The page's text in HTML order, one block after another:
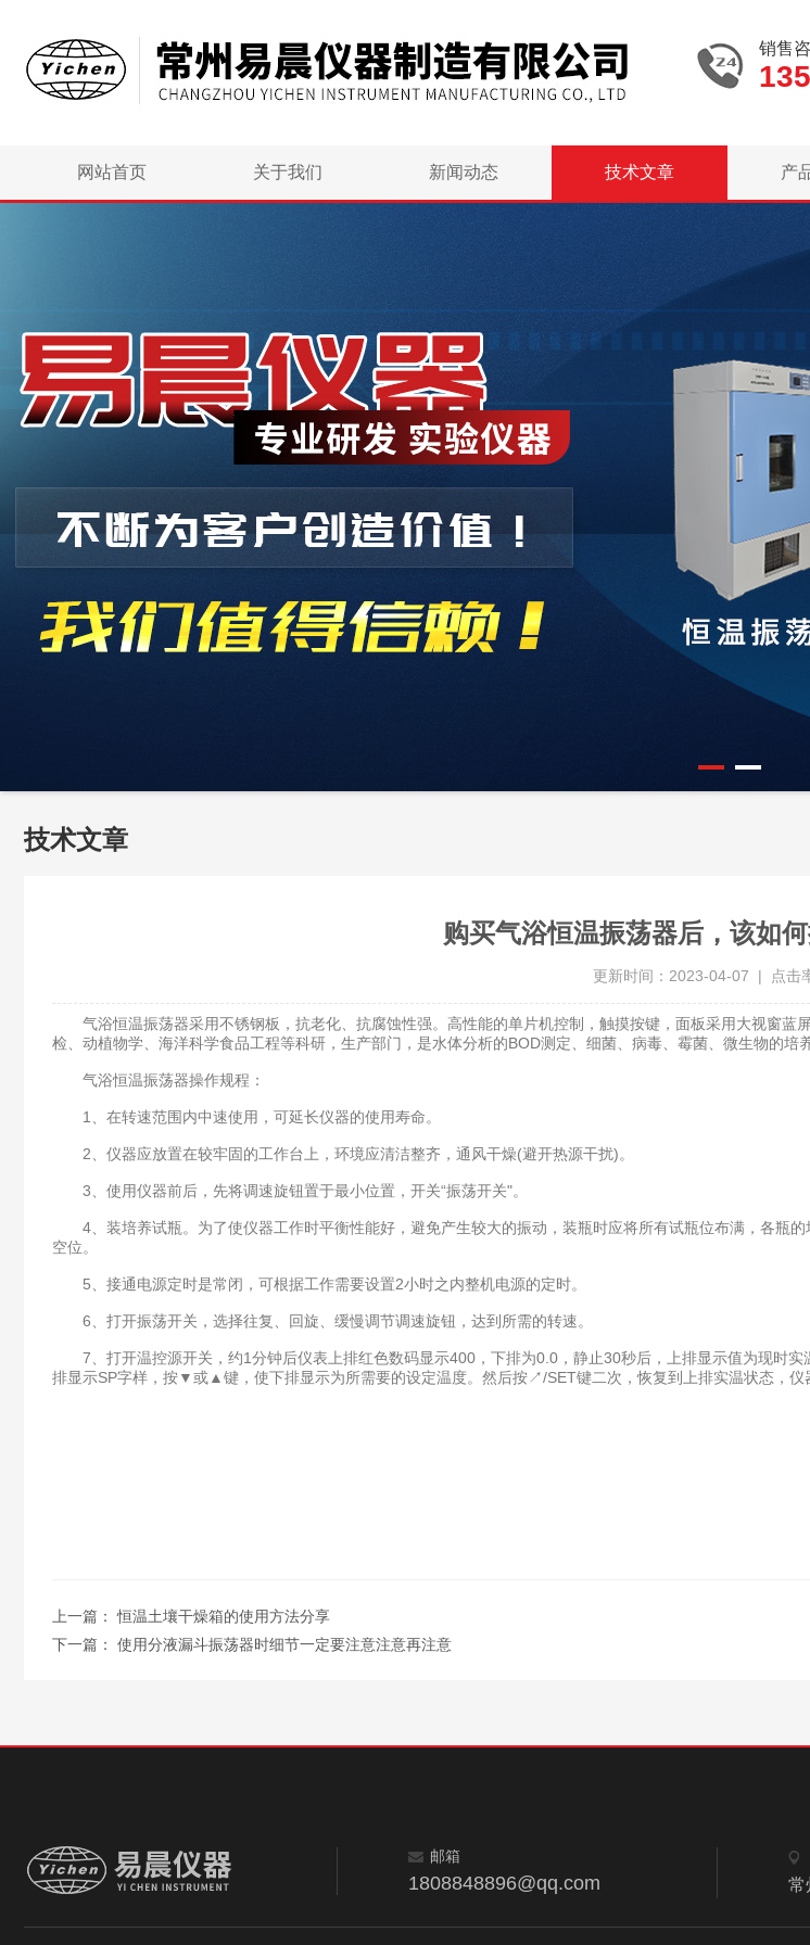
销售
网站首页 关于我们 新闻动态 技术文章 产
技术文章
购买气浴恒温振荡器后，该如
更新时间：2023-04-07 | 点击
气浴恒温振荡器采用不锈钢板，抗老化、抗腐蚀性强。高性能的单片机控制，触摸按键，面板采用大视窗蓝
检、动植物学、海洋科学食品工程等科研，生产部门，是水体分析的BOD测定、细菌、病毒、霉菌、微生物的培
气浴恒温振荡器操作规程：
1、在转速范围内中速使用，可延长仪器的使用寿命。
2、仪器应放置在较牢固的工作台上，环境应清洁整齐，通风干燥(避开热源干扰)。
3、使用仪器前后，先将调速旋钮置于最小位置，开关“振荡开关"。
4、装培养试瓶。为了使仪器工作时平衡性能好，避免产生较大的振动，装瓶时应将所有试瓶位布满，各瓶
空位。
5、接通电源定时是常闭，可根据工作需要设置2小时之内整机电源的定时。
6、打开振荡开关，选择往复、回旋、缓慢调节调速旋钮，达到所需的转速。
7、打开温控源开关，约1分钟后仪表上排红色数码显示400，下排为0.0，静止30秒后，上排显示值为现时
排显示SP字样，按▼或▲键，使下排显示为所需要的设定温度。然后按↗/SET键二次，恢复到上排实温状态，仪
上一篇：恒温土壤干燥箱的使用方法分享
下一篇： 使用分液漏斗振荡器时细节一定要注意注意再注意
邮箱
1808848896@qq.com 常